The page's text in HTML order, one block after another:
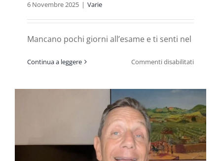
6 Novembre 2025 | Varie
Mancano pochi giorni all’esame e ti senti nel
Continua a leggere Commenti disabilitatisu
per
Ecco
il
piano
che
ti
salva